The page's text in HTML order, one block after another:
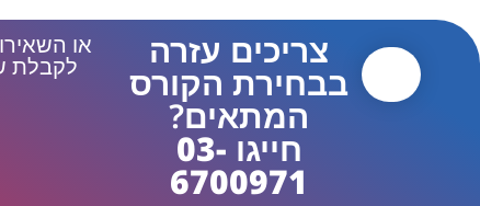
צריכים עזרה
בבחירת הקורס
המתאים?
חייגו 03-
6700971
או
לקבלת